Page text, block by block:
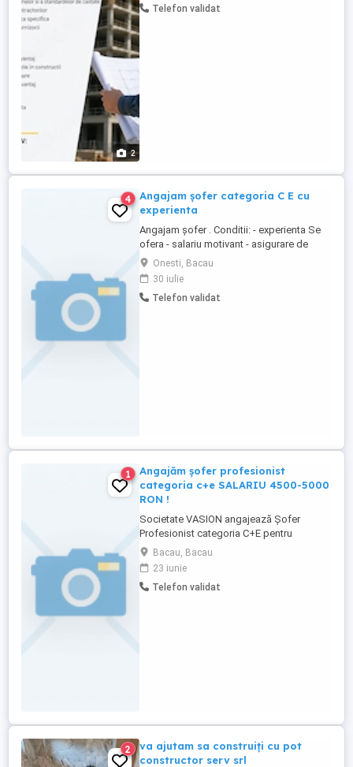
2
Responsabilitati: * Coordoneaza si
Telefon validat
4
Angajam șofer categoria C E cu
experienta
Angajam șofer . Conditii: - experienta Se
ofera - salariu motivant - asigurare de
sanatate si de viata (după expirarea
perioadei de proba) Lucrarile se
desfasoara in Onesti și zonele limitrofe.
Relatii de luni pana vineri intre orele 08-16
Onesti, Bacau
30 iulie
Telefon validat
1
Angajăm șofer profesionist
categoria c+e SALARIU 4500-5000
RON !
Societate VASION angajează Șofer
Profesionist categoria C+E pentru
transport de marfă. Cerințe: Permis de
conducere categoria C+E; Experiență în
domeniu constituie avantaj; Seriozitate,
responsabilitate și punctualitate. Oferim:
Bacau, Bacau
23 iunie
Telefon validat
2
va ajutam sa construiți cu pot
constructor serv srl